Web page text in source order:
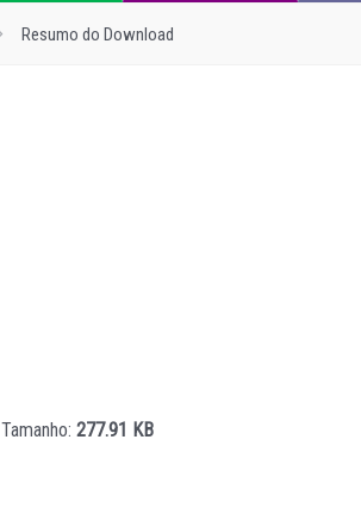
Resumo do Download
Tamanho: 277.91 KB